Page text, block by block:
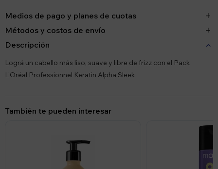
Medios de pago y planes de cuotas
Métodos y costos de envío
Descripción
Lográ un cabello más liso, suave y libre de frizz con el Pack
L'Oréal Professionnel Keratin Alpha Sleek
También te pueden interesar